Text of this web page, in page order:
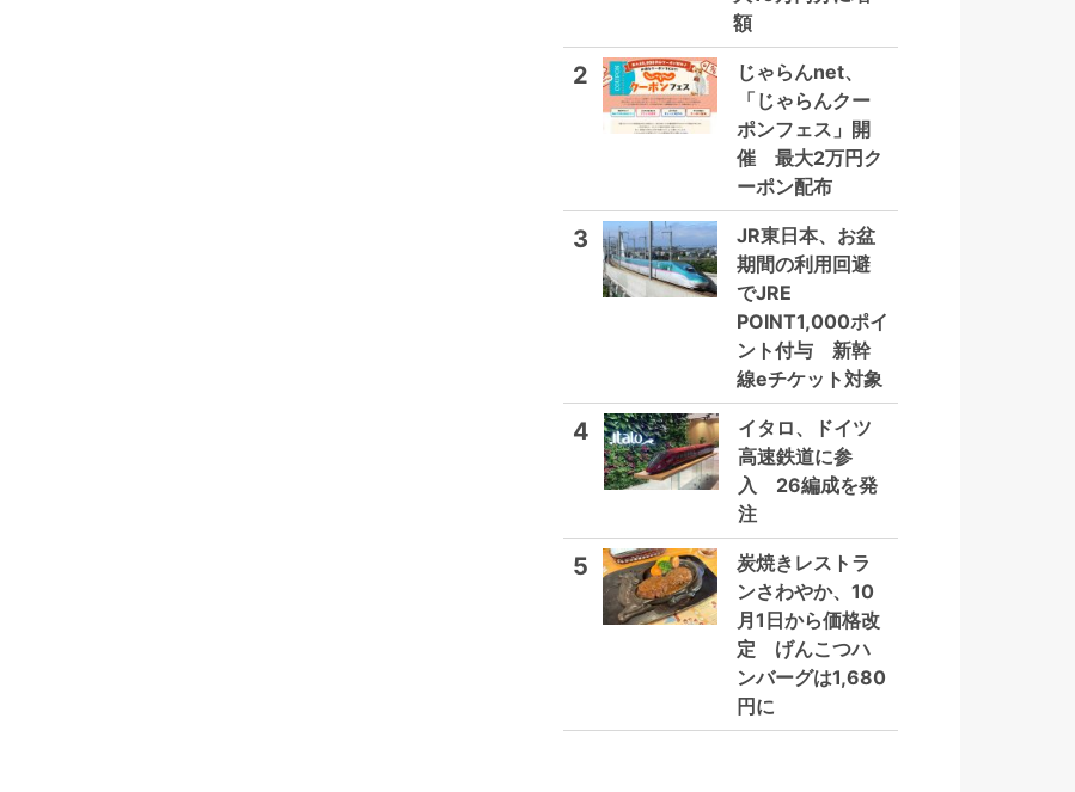
額
2
じゃらんnet、
「じゃらんクー
ポンフェス」開
催 最大2万円ク
ーポン配布
3
JR東日本、お盆
期間の利用回避
でJRE
POINT1,000ポイ
ント付与 新幹
線eチケット対象
4
イタロ、ドイツ
高速鉄道に参
入 26編成を発
注
5
炭焼きレストラ
ンさわやか、10
月1日から価格改
定 げんこつハ
ンバーグは1,680
円に